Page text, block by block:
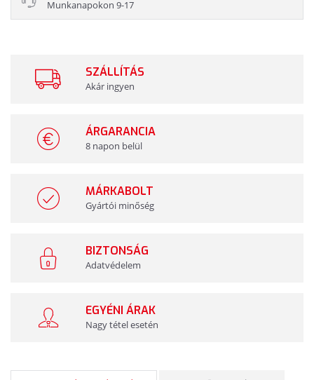
Munkanapokon 9-17
SZÁLLÍTÁS
Akár ingyen
ÁRGARANCIA
8 napon belül
MÁRKABOLT
Gyártói minőség
BIZTONSÁG
Adatvédelem
EGYÉNI ÁRAK
Nagy tétel esetén